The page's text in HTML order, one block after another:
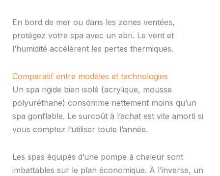
En bord de mer ou dans les zones ventées,
protégez votre spa avec un abri. Le vent et
l’humidité accélèrent les pertes thermiques.
Comparatif entre modèles et technologies
Un spa rigide bien isolé (acrylique, mousse
polyuréthane) consomme nettement moins qu’un
spa gonflable. Le surcoût à l’achat est vite amorti si
vous comptez l’utiliser toute l’année.
Les spas équipés d’une pompe à chaleur sont
imbattables sur le plan économique. À l’inverse, un